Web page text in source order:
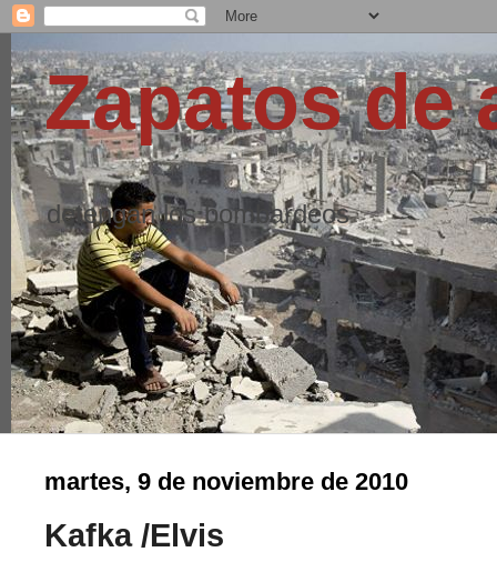
Zapatos de
detengan los bombardeos
martes, 9 de noviembre de 2010
Kafka /Elvis